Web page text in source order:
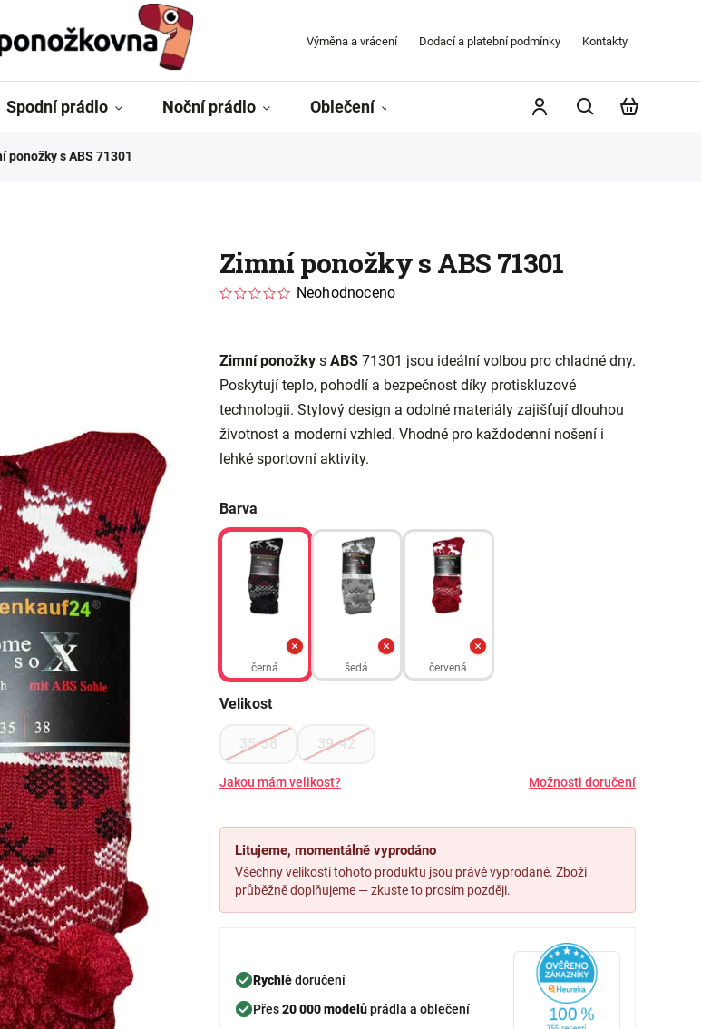
Výměna a vrácení Dodací a platební podmínky Kontakty
Spodní prádlo Noční prádlo Oblečení Kontakty
ponožky s ABS 71301
Zimní ponožkys ABS71301 jsou ideální volbou pro chladné dny.
Poskytují teplo, pohodlí a bezpečnost díky protiskluzové
technologii. Stylový design a odolné materiály zajišťují dlouhou
životnost a moderní vzhled. Vhodné pro každodenní nošení i
lehké sportovní aktivity.
Zimní ponožky s ABS 71301
Neohodnoceno
Barva
černá šedá červená
Velikost
35-38 39-42
Jakou mám velikost? Možnosti doručení
Litujeme, momentálně vyprodáno
Všechny velikosti tohoto produktu jsou právě vyprodané. Zboží
průběžně doplňujeme — zkuste to prosím později.
Rychlédoručení
Přes20 000 modelůprádla a oblečení